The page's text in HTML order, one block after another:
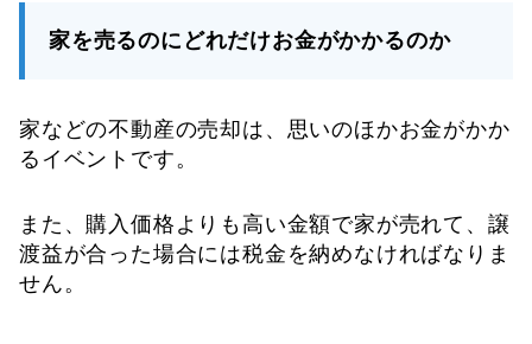
家を売るのにどれだけお金がかかるのか
家などの不動産の売却は、思いのほかお金がかか
るイベントです。
また、購入価格よりも高い金額で家が売れて、譲
渡益が合った場合には税金を納めなければなりま
せん。